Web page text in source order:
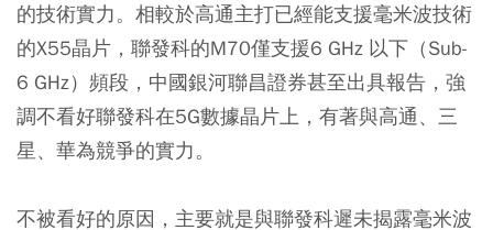
的技術實力。相較於高通主打已經能支援毫米波技術
的X55晶片，聯發科的M70僅支援6 GHz 以下（Sub-
6 GHz）頻段，中國銀河聯昌證券甚至出具報告，強
調不看好聯發科在5G數據晶片上，有著與高通、三
星、華為競爭的實力。
不被看好的原因，主要就是與聯發科遲未揭露毫米波